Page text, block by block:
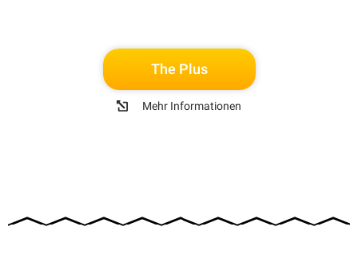
The Plus
Mehr Informationen